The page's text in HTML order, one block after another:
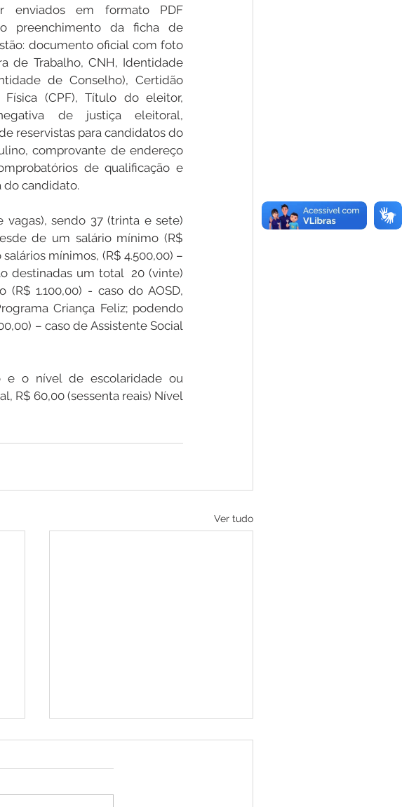
enviados em formato PDF
preenchimento da ficha de
documento oficial com foto
de Trabalho, CNH, Identidade
de Conselho), Certidão
Física (CPF), Título do eleitor,
de justiça eleitoral,
reservistas para candidatos do
comprovante de endereço
de qualificação e
do candidato.
sendo 37 (trinta e sete)
de um salário mínimo (R$
mínimos, (R$ 4.500,00) –
destinadas um total  20 (vinte)
1.100,00) - caso do AOSD,
Criança Feliz; podendo
– caso de Assistente Social
e o nível de escolaridade ou
R$ 60,00 (sessenta reais) Nível
Ver tudo